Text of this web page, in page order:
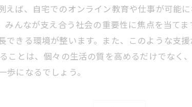
えば、自宅でのオンライン教育や仕事が可能
んなが支え合う社会の重要性に焦点を当て
きる環境が整います。また、このような支
ことは、個々の生活の質を高めるだけでなく
になるでしょう。